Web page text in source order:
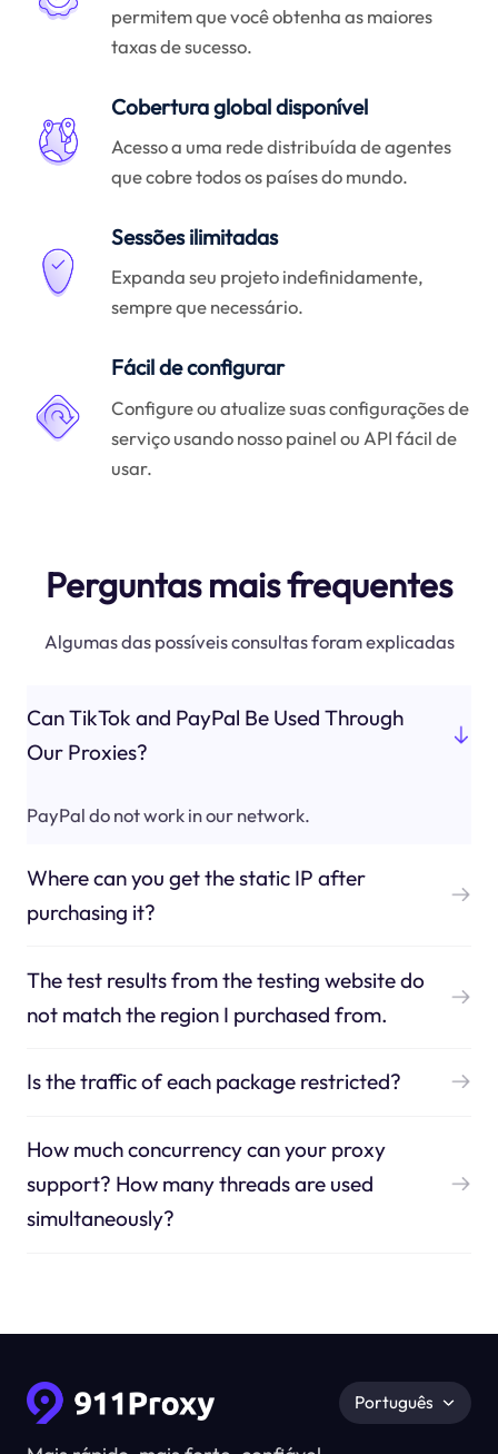
permitem que você obtenha as maiores
taxas de sucesso.
Cobertura global disponível
Acesso a uma rede distribuída de agentes
que cobre todos os países do mundo.
Sessões ilimitadas
Expanda seu projeto indefinidamente,
sempre que necessário.
Fácil de configurar
Configure ou atualize suas configurações de
serviço usando nosso painel ou API fácil de
usar.
Perguntas mais frequentes
Algumas das possíveis consultas foram explicadas
Can TikTok and PayPal Be Used Through
Our Proxies?
PayPal do not work in our network.
Where can you get the static IP after
purchasing it?
The test results from the testing website do
not match the region I purchased from.
Is the traffic of each package restricted?
How much concurrency can your proxy
support? How many threads are used
simultaneously?
Português